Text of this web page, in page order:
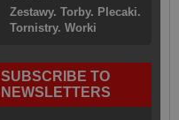
Zestawy. Torby. Plecaki.
Tornistry. Worki
SUBSCRIBE TO
NEWSLETTERS